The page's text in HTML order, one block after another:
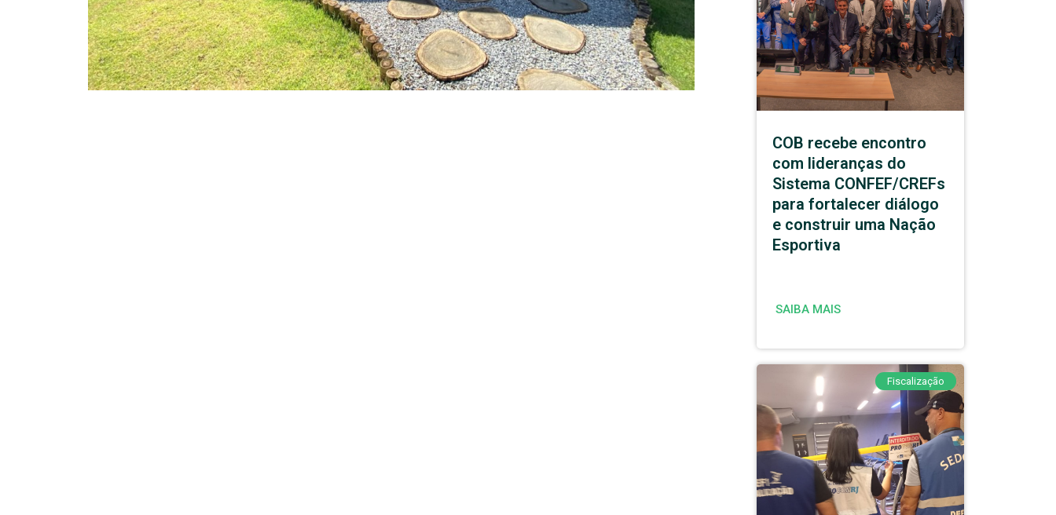
COB recebe encontro
com lideranças do
Sistema CONFEF/CREFs
para fortalecer diálogo
e construir uma Nação
Esportiva
SAIBA MAIS
Fiscalização